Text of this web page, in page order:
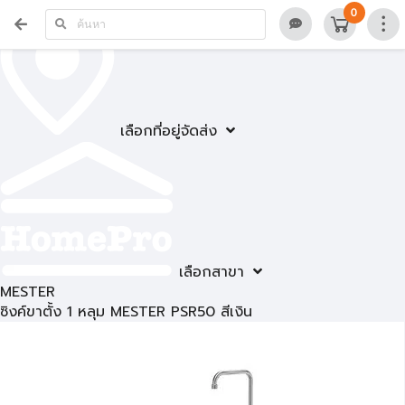
เลือกที่อยู่จัดส่ง
เลือกสาขา
0
MESTER
ซิงค์ขาตั้ง 1 หลุม MESTER PSR50 สีเงิน